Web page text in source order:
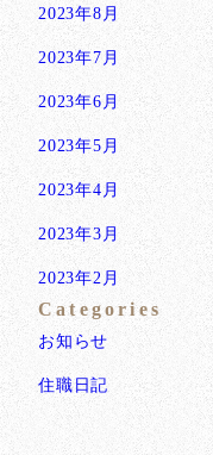
2023年8月
2023年7月
2023年6月
2023年5月
2023年4月
2023年3月
2023年2月
Categories
お知らせ
住職日記